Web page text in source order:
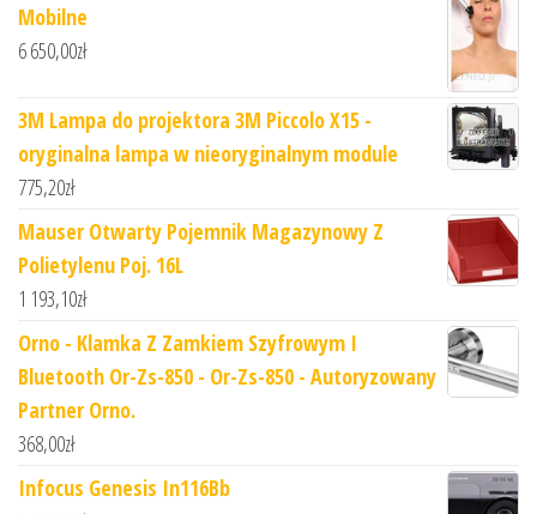
Mobilne
6 650,00zł
3M Lampa do projektora 3M Piccolo X15 -
oryginalna lampa w nieoryginalnym module
775,20zł
Mauser Otwarty Pojemnik Magazynowy Z
Polietylenu Poj. 16L
1 193,10zł
Orno - Klamka Z Zamkiem Szyfrowym I
Bluetooth Or-Zs-850 - Or-Zs-850 - Autoryzowany
Partner Orno.
368,00zł
Infocus Genesis In116Bb